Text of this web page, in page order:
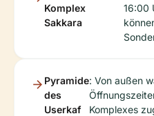
Komplex
Sakkara
16:00
Pyramide
des
Userkaf
: Von außen
Komplexes